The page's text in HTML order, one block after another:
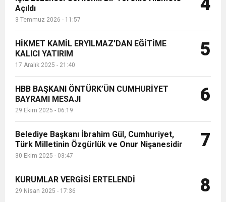
Açıldı
3 Temmuz 2026 - 11:57
HİKMET KAMİL ERYILMAZ’DAN EĞİTİME
KALICI YATIRIM
17 Aralık 2025 - 21:40
5
HBB BAŞKANI ÖNTÜRK’ÜN CUMHURİYET
BAYRAMI MESAJI
29 Ekim 2025 - 06:19
6
Belediye Başkanı İbrahim Gül, Cumhuriyet,
Türk Milletinin Özgürlük ve Onur Nişanesidir
30 Ekim 2025 - 03:47
7
KURUMLAR VERGİSİ ERTELENDİ
29 Nisan 2025 - 17:36 8